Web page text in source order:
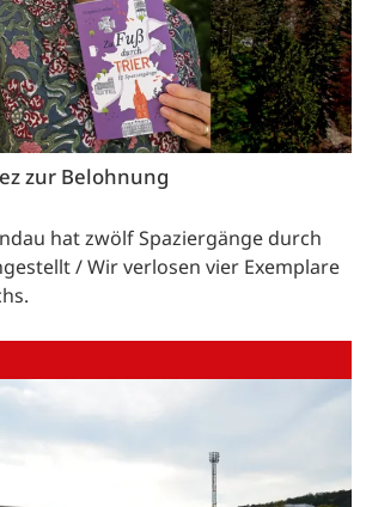
zur Belohnung
hat zwölf Spaziergänge durch
/ Wir verlosen vier Exemplare